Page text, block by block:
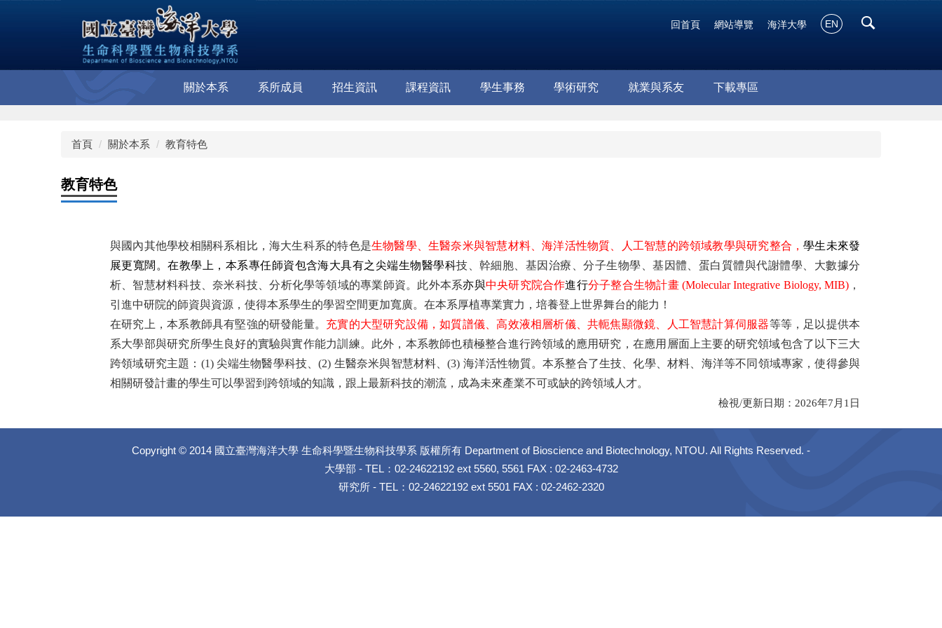
內
區
關於本系 系所成員 招生資訊 課程資訊 學生事務 學術研究 就業與系友 下載專區
回首頁 網站導覽 海洋大學 EN
首頁 關於本系 教育特色
教育特色
與國內其他學校相關科系相比，海大生科系的特色是生物醫學、生醫奈米與智慧材料、海洋活性物質、人工智慧的跨領域教學與研究整合，學生未來發
展更寬闊。在教學上，本系專任師資包含海大具有之尖端生物醫學科技、幹細胞 、基因治療、分子生物學、基因體、蛋白質體與代謝體學、大數據分
析、智慧材料科技、奈米科技、分析化學等領域的專業師資。此外本系亦與中央研究院合作進行分子整合生物計畫 (Molecular Integrative Biology, MIB)，
引進中研院的師資與資源，使得本系學生的學習空間更加寬廣。在本系厚植專業實力，培養登上世界舞台的能力！
在研究上，本系教師具有堅強的研發能量。 充實的大型研究設備，如質譜儀、高效液相層析儀、共軛焦顯微鏡、人工智慧計算伺服器等等，足以提供本
系大學部與研究所學生良好的實驗與實作能力訓練。此外，本系教師也積極整合進行跨領域的應用研究，在應用層面上主要的研究領域包含了以下三大
跨領域研究主題：(1) 尖端生物醫學科技 、(2) 生醫奈米與智慧材料 、(3) 海洋活性物質。本系整合了生技、化學、材料、 海洋等不同領域專家，使得參與
相關研發計畫的學生可以學習到跨領域的知識，跟上最新科技的潮流，成為未來產業不可或缺的跨領域人才。
檢視/更新日期：2026年7月1日
Copyright © 2014 國立臺灣海洋大學 生命科學暨生物科技學系 版權所有 Department of Bioscience and Biotechnology, NTOU. All Rights Reserved. -
大學部 - TEL：02-24622192 ext 5560, 5561 FAX : 02-2463-4732
研究所 - TEL：02-24622192 ext 5501 FAX : 02-2462-2320